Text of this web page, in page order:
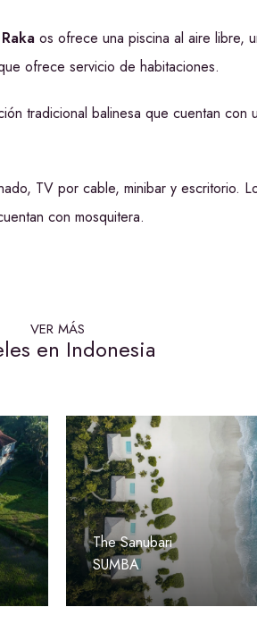
os ofrece una piscina al aire libre,
ofrece servicio de habitaciones.
tradicional balinesa que cuentan
TV por cable, minibar y escritorio.
con mosquitera.
VER MÁS
en Indonesia
The Sanubari
SUMBA